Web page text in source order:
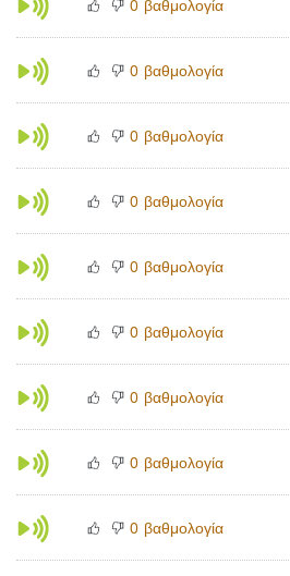
0 βαθμολογία
0 βαθμολογία
0 βαθμολογία
0 βαθμολογία
0 βαθμολογία
0 βαθμολογία
0 βαθμολογία
0 βαθμολογία
0 βαθμολογία